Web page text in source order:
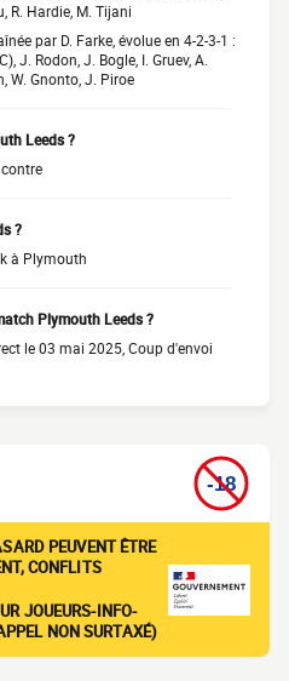
R. Hardie, M. Tijani
par D. Farke, évolue en 4-2-3-1 :
J. Rodon, J. Bogle, I. Gruev, A.
W. Gnonto, J. Piroe
Leeds ?
?
à Plymouth
Plymouth Leeds ?
le 03 mai 2025, Coup d'envoi
PEUVENT ÊTRE
CONFLITS
JOUEURS-INFO-
NON SURTAXÉ)